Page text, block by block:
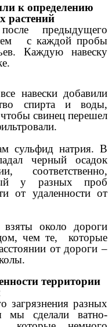
к определению
растений
предыдущего
с каждой пробы
Каждую навеску
навески добавили
спирта и воды,
свинец перешел
сульфид натрия. В
черный осадок
соответственно,
у разных проб
от удаленности от
около дороги
чем те, которые
от дороги –
территории
разных
мы сделали ватно-